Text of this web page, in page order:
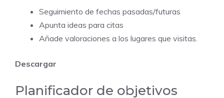
Seguimiento de fechas pasadas/futuras
Apunta ideas para citas
Añade valoraciones a los lugares que visitas.
Descargar
Planificador de objetivos